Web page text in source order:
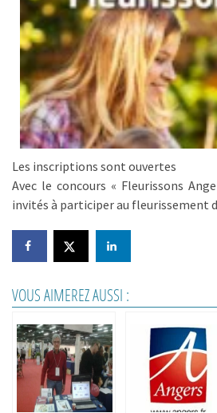
Les inscriptions sont ouvertes
Avec le concours « Fleurissons
invités à participer au fleurissement
VOUS AIMEREZ AUSSI :